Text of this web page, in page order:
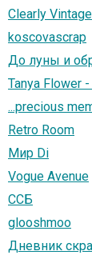
Clearly Vintage
koscovascrap
До луны и
Tanya Flower
...precious
Retro Room
Мир Di
Vogue Avenue
ССБ
glooshmoo
Дневник